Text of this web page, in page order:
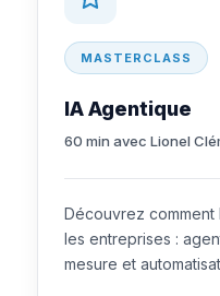
MASTERCLASS
IA Agentique
60 min avec Lionel
Découvrez comment
les entreprises :
mesure et